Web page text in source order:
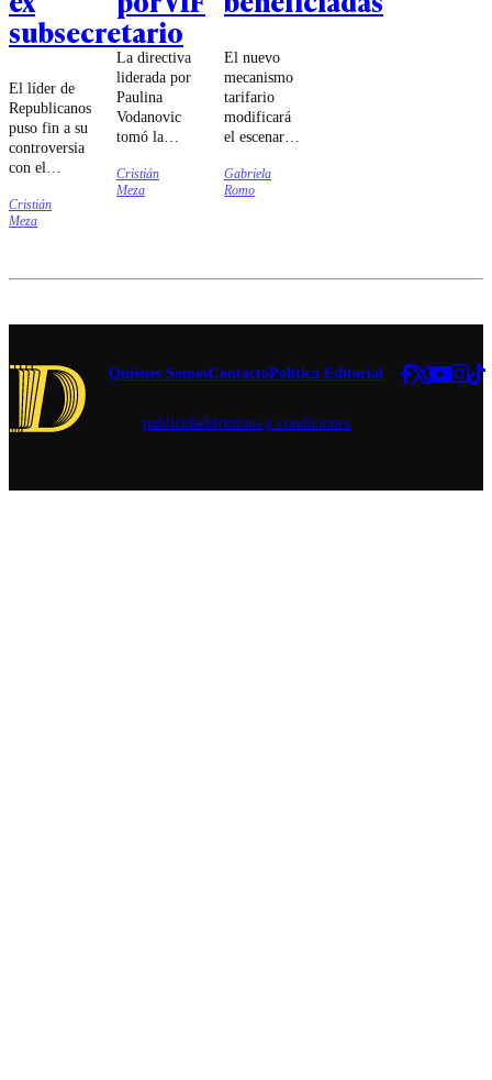
subsecretario
El líder de
Republicanos
puso fin a su
controversia
con el
de Interior.
Cristián
Meza
La directiva
liderada por
Paulina
Vodanovic
tomó la
que la Fiscalía
Regional de
que involucra
Cristián
Meza
El nuevo
mecanismo
tarifario
modificará
el escenario
para las
cuentas de
generando
Gabriela
Romo
Quiénes SomosContactoPolítica Editorial
publicidadtérminos y condiciones